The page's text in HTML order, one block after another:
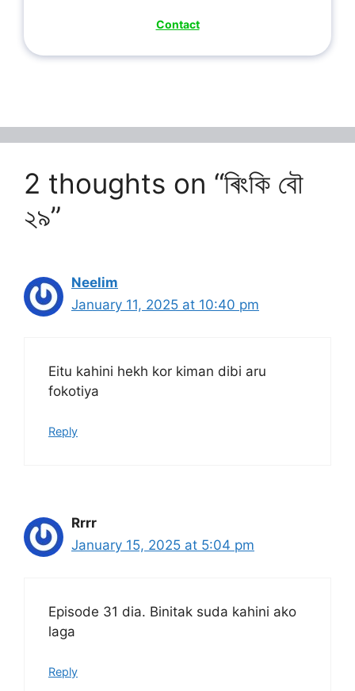
Contact
2 thoughts on “ৰিংকি বৌ
২৯”
Neelim
January 11, 2025 at 10:40 pm
Eitu kahini hekh kor kiman dibi aru
fokotiya
Reply
Rrrr
January 15, 2025 at 5:04 pm
Episode 31 dia. Binitak suda kahini ako
laga
Reply